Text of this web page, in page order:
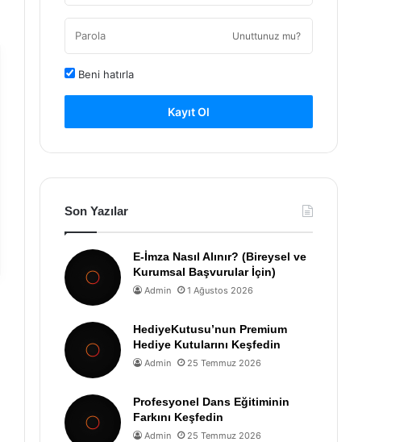
Unuttunuz mu?
Beni hatırla
Kayıt Ol
Son Yazılar
E-İmza Nasıl Alınır? (Bireysel ve
Kurumsal Başvurular İçin)
Admin 1 Ağustos 2026
HediyeKutusu’nun Premium
Hediye Kutularını Keşfedin
Admin 25 Temmuz 2026
Profesyonel Dans Eğitiminin
Farkını Keşfedin
Admin 25 Temmuz 2026